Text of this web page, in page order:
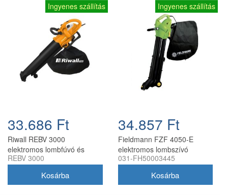
Ingyenes szállítás
33.686 Ft
Riwall REBV 3000
elektromos lombfúvó és
lombszívó 3000 W, 270
REBV 3000
Ingyenes szállítás
34.857 Ft
Fieldmann FZF 4050-E
elektromos lombszívó
lombfúvó 3000 W
031-FH50003445